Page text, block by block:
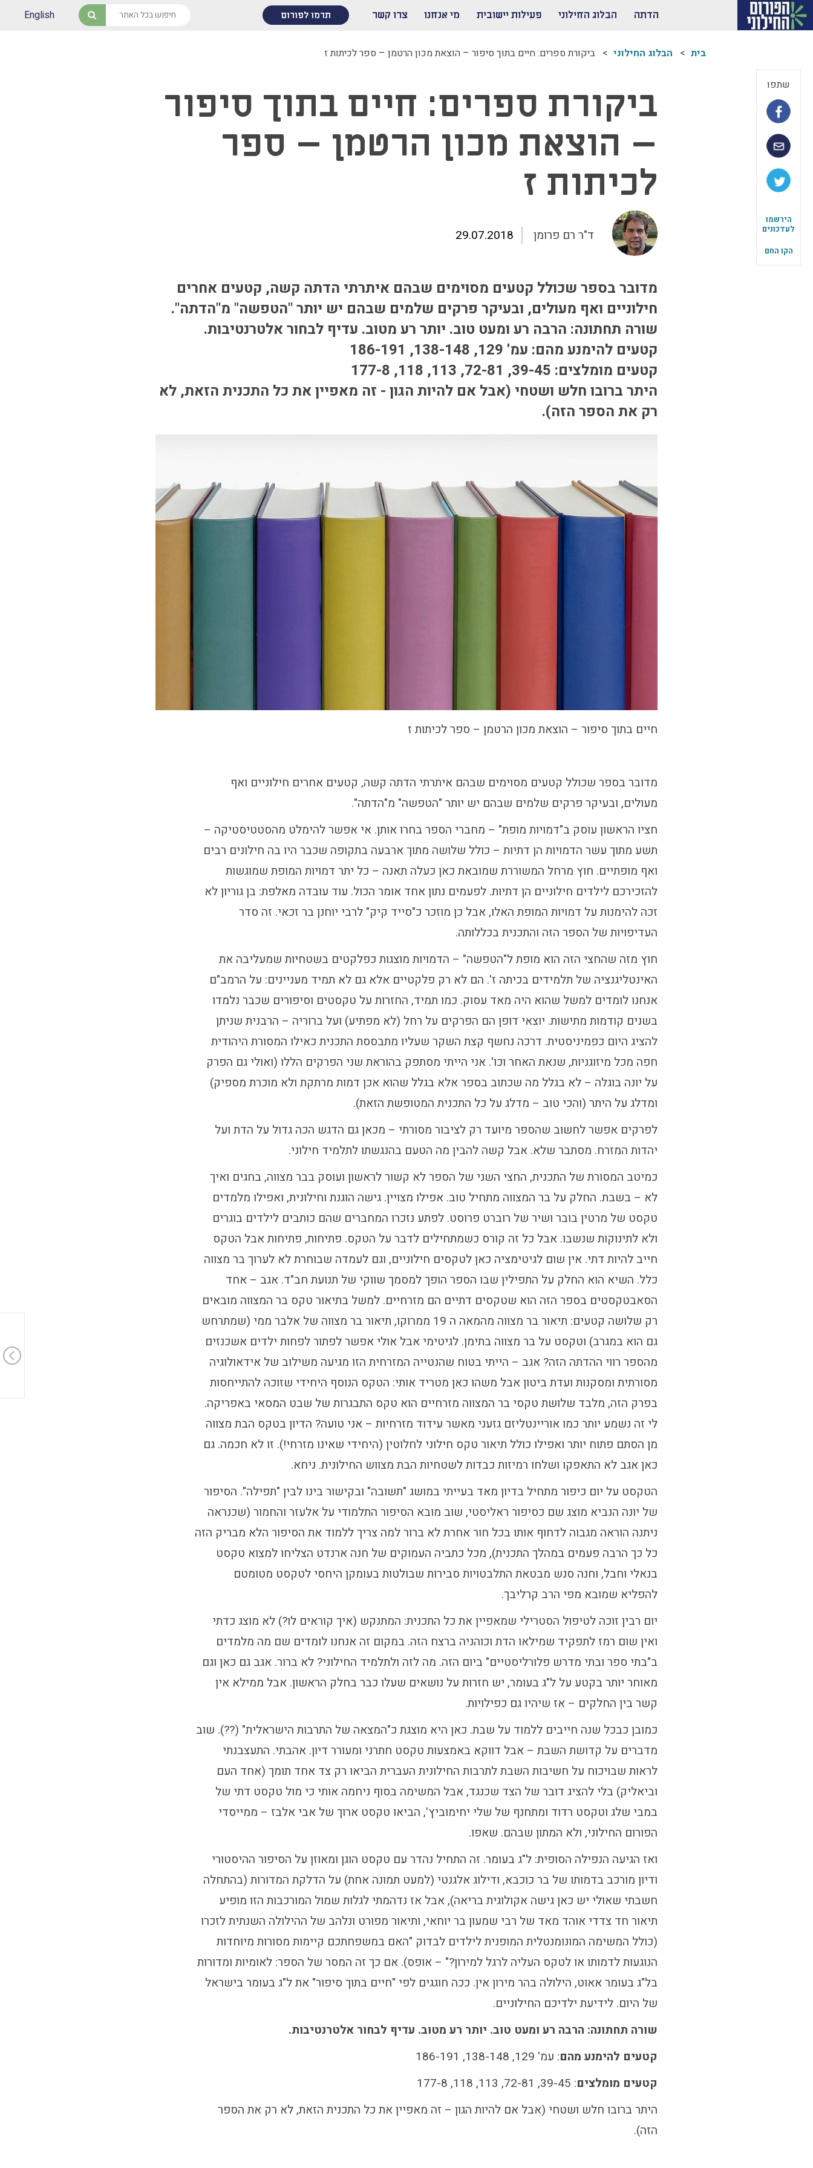
הדתה הבלוג החילוני פעילות יישובית מי אנחנו צרו קשר תרמו לפורום חיפוש English
שתפו
הירשמו
לעדכונים
הקו החם
בית הבלוג החילוני ביקורת ספרים: חיים בתוך סיפור – הוצאת מכון הרטמן – ספר לכיתות ז
ביקורת ספרים: חיים בתוך סיפור
– הוצאת מכון הרטמן – ספר
לכיתות ז
ד"ר רם פרומן 29.07.2018
מדובר בספר שכולל קטעים מסוימים שבהם איתרתי הדתה קשה, קטעים אחרים
חילוניים ואף מעולים, ובעיקר פרקים שלמים שבהם יש יותר "הטפשה" מ"הדתה".
שורה תחתונה: הרבה רע ומעט טוב. יותר רע מטוב. עדיף לבחור אלטרנטיבות.
קטעים להימנע מהם: עמ' 129, 138-148, 186-191
קטעים מומלצים: 39-45, 72-81, 113, 118, 177-8
היתר ברובו חלש ושטחי (אבל אם להיות הגון - זה מאפיין את כל התכנית הזאת, לא
רק את הספר הזה).
חיים בתוך סיפור – הוצאת מכון הרטמן – ספר לכיתות ז
מדובר בספר שכולל קטעים מסוימים שבהם איתרתי הדתה קשה, קטעים אחרים חילוניים ואף
מעולים, ובעיקר פרקים שלמים שבהם יש יותר "הטפשה" מ"הדתה".
חציו הראשון עוסק ב"דמויות מופת" – מחברי הספר בחרו אותן. אי אפשר להימלט מהסטטיסטיקה –
תשע מתוך עשר הדמויות הן דתיות – כולל שלושה מתוך ארבעה בתקופה שכבר היו בה חילונים רבים
ואף מופתיים. חוץ מרחל המשוררת שמובאת כאן כעלה תאנה – כל יתר דמויות המופת שמוגשות
להזכירכם לילדים חילוניים הן דתיות. לפעמים נתון אחד אומר הכול. עוד עובדה מאלפת: בן גוריון לא
זכה להימנות על דמויות המופת האלו, אבל כן מוזכר כ"סייד קיק" לרבי יוחנן בר זכאי. זה סדר
העדיפויות של הספר הזה והתכנית בכללותה.
חוץ מזה שהחצי הזה הוא מופת ל"הטפשה" – הדמויות מוצגות כפלקטים בשטחיות שמעליבה את
האינטליגנציה של תלמידים בכיתה ז'. הם לא רק פלקטיים אלא גם לא תמיד מעניינים: על הרמב"ם
אנחנו לומדים למשל שהוא היה מאד עסוק. כמו תמיד, החזרות על טקסטים וסיפורים שכבר נלמדו
בשנים קודמות מתישות. יוצאי דופן הם הפרקים על רחל (לא מפתיע) ועל ברוריה – הרבנית שניתן
להציג היום כפמיניסטית. דרכה נחשף קצת השקר שעליו מתבססת התכנית כאילו המסורת היהודית
חפה מכל מיזוגניות, שנאת האחר וכו'. אני הייתי מסתפק בהוראת שני הפרקים הללו (ואולי גם הפרק
על יונה בוגלה – לא בגלל מה שכתוב בספר אלא בגלל שהוא אכן דמות מרתקת ולא מוכרת מספיק)
ומדלג על היתר (והכי טוב – מדלג על כל התכנית המטופשת הזאת).
לפרקים אפשר לחשוב שהספר מיועד רק לציבור מסורתי – מכאן גם הדגש הכה גדול על הדת ועל
יהדות המזרח. מסתבר שלא. אבל קשה להבין מה הטעם בהנגשתו לתלמיד חילוני.
כמיטב המסורת של התכנית, החצי השני של הספר לא קשור לראשון ועוסק בבר מצווה, בחגים ואיך
לא – בשבת. החלק על בר המצווה מתחיל טוב. אפילו מצויין. גישה הוגנת וחילונית, ואפילו מלמדים
טקסט של מרטין בובר ושיר של רוברט פרוסט. לפתע נזכרו המחברים שהם כותבים לילדים בוגרים
ולא לתינוקות שנשבו. אבל כל זה קורס כשמתחילים לדבר על הטקס. פתיחות, פתיחות אבל הטקס
חייב להיות דתי. אין שום לגיטימציה כאן לטקסים חילוניים, וגם לעמדה שבוחרת לא לערוך בר מצווה
כלל. השיא הוא החלק על התפילין שבו הספר הופך למסמך שווקי של תנועת חב"ד. אגב – אחד
הסאבטקסטים בספר הזה הוא שטקסים דתיים הם מזרחיים. למשל בתיאור טקס בר המצווה מובאים
רק שלושה קטעים: תיאור בר מצווה מהמאה ה 19 ממרוקו, תיאור בר מצווה של אלבר ממי (שמתרחש
גם הוא במגרב) וטקסט על בר מצווה בתימן. לגיטימי אבל אולי אפשר לפתור לפחות ילדים אשכנזים
מהספר רווי ההדתה הזה? אגב – הייתי בטוח שהנטייה המזרחית הזו מגיעה משילוב של אידאולוגיה
מסורתית ומסקנות ועדת ביטון אבל משהו כאן מטריד אותי: הטקס הנוסף היחידי שזוכה להתייחסות
בפרק הזה, מלבד שלושת טקסי בר המצווה מזרחיים הוא טקס התבגרות של שבט המסאי באפריקה.
לי זה נשמע יותר כמו אוריינטליזם גזעני מאשר עידוד מזרחיות – אני טועה? הדיון בטקס הבת מצווה
מן הסתם פתוח יותר ואפילו כולל תיאור טקס חילוני לחלוטין (היחידי שאינו מזרחי!). זו לא חכמה. גם
כאן אגב לא התאפקו ושלחו רמיזות כבדות לשטחיות הבת מצווש החילונית. ניחא.
הטקסט על יום כיפור מתחיל בדיון מאד בעייתי במושג "תשובה" ובקישור בינו לבין "תפילה". הסיפור
של יונה הנביא מוצג שם כסיפור ראליסטי, שוב מובא הסיפור התלמודי על אלעזר והחמור (שכנראה
ניתנה הוראה מגבוה לדחוף אותו בכל חור אחרת לא ברור למה צריך ללמוד את הסיפור הלא מבריק הזה
כל כך הרבה פעמים במהלך התכנית), מכל כתביה העמוקים של חנה ארנדט הצליחו למצוא טקסט
בנאלי וחבל, וחנה סנש מבטאת התלבטויות סבירות שבולטות בעומקן היחסי לטקסט מטומטם
להפליא שמובא מפי הרב קרליבך.
יום רבין זוכה לטיפול הסטרילי שמאפיין את כל התכנית: המתנקש (איך קוראים לו?) לא מוצג כדתי
ואין שום רמז לתפקיד שמילאו הדת וכוהניה ברצח הזה. במקום זה אנחנו לומדים שם מה מלמדים
ב"בתי ספר ובתי מדרש פלורליסטיים" ביום הזה. מה לזה ולתלמיד החילוני? לא ברור. אגב גם כאן וגם
מאוחר יותר בקטע על ל"ג בעומר, יש חזרות על נושאים שעלו כבר בחלק הראשון. אבל ממילא אין
קשר בין החלקים – אז שיהיו גם כפילויות.
כמובן כבכל שנה חייבים ללמוד על שבת. כאן היא מוצגת כ"המצאה של התרבות הישראלית" (??). שוב
מדברים על קדושת השבת – אבל דווקא באמצעות טקסט חתרני ומעורר דיון. אהבתי. התעצבנתי
לראות שבויכוח על חשיבות השבת לתרבות החילונית העברית הביאו רק צד אחד תומך (אחד העם
וביאליק) בלי להציג דובר של הצד שכנגד, אבל המשימה בסוף ניחמה אותי כי מול טקסט דתי של
במבי שלג וטקסט רדוד ומתחנף של שלי יחימוביץ', הביאו טקסט ארוך של אבי אלבז – ממייסדי
הפורום החילוני, ולא המתון שבהם. שאפו.
ואז הגיעה הנפילה הסופית: ל"ג בעומר. זה התחיל נהדר עם טקסט הוגן ומאוזן על הסיפור ההיסטורי
ודיון מורכב בדמותו של בר כוכבא, ודילוג אלגנטי (למעט תמונה אחת) על הדלקת המדורות (בהתחלה
חשבתי שאולי יש כאן גישה אקולוגית בריאה), אבל אז נדהמתי לגלות שמול המורכבות הזו מופיע
תיאור חד צדדי אוהד מאד של רבי שמעון בר יוחאי, ותיאור מפורט ונלהב של ההילולה השנתית לזכרו
(כולל המשימה המונומנטלית המופנית לילדים לבדוק "האם במשפחתכם קיימות מסורות מיוחדות
הנוגעות לדמותו או לטקס העליה לרגל למירון?" – אופס). אם כך זה המסר של הספר: לאומיות ומדורות
בל"ג בעומר אאוט, הילולה בהר מירון אין. ככה חוגגים לפי "חיים בתוך סיפור" את ל"ג בעומר בישראל
של היום. לידיעת ילדיכם החילוניים.
שורה תחתונה: הרבה רע ומעט טוב. יותר רע מטוב. עדיף לבחור אלטרנטיבות.
קטעים להימנע מהם: עמ' 129, 138-148, 186-191
קטעים מומלצים: 39-45, 72-81, 113, 118, 177-8
היתר ברובו חלש ושטחי (אבל אם להיות הגון – זה מאפיין את כל התכנית הזאת, לא רק את הספר
הזה).